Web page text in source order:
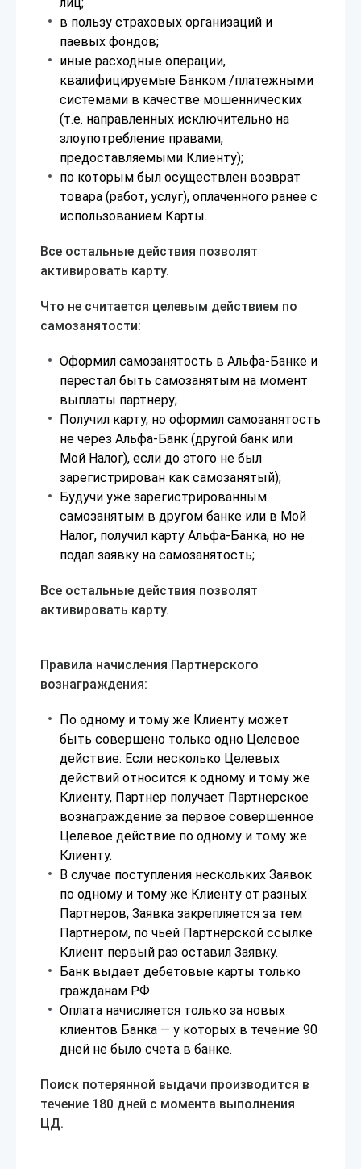
в пользу страховых организаций и
паевых фондов;
иные расходные операции,
квалифицируемые Банком /платежными
системами в качестве мошеннических
(т.е. направленных исключительно на
злоупотребление правами,
предоставляемыми Клиенту);
по которым был осуществлен возврат
товара (работ, услуг), оплаченного ранее с
использованием Карты.
Все остальные действия позволят
активировать карту.
Что не считается целевым действием по
самозанятости:
Оформил самозанятость в Альфа-Банке и
перестал быть самозанятым на момент
выплаты партнеру;
Получил карту, но оформил самозанятость
не через Альфа-Банк (другой банк или
Мой Налог), если до этого не был
зарегистрирован как самозанятый);
Будучи уже зарегистрированным
самозанятым в другом банке или в Мой
Налог, получил карту Альфа-Банка, но не
подал заявку на самозанятость;
Все остальные действия позволят
активировать карту.
Правила начисления Партнерского
вознаграждения:
По одному и тому же Клиенту может
быть совершено только одно Целевое
действие. Если несколько Целевых
действий относится к одному и тому же
Клиенту, Партнер получает Партнерское
вознаграждение за первое совершенное
Целевое действие по одному и тому же
Клиенту.
В случае поступления нескольких Заявок
по одному и тому же Клиенту от разных
Партнеров, Заявка закрепляется за тем
Партнером, по чьей Партнерской ссылке
Клиент первый раз оставил Заявку.
Банк выдает дебетовые карты только
гражданам РФ.
Оплата начисляется только за новых
клиентов Банка — у которых в течение 90
дней не было счета в банке.
Поиск потерянной выдачи производится в
течение 180 дней с момента выполнения
ЦД.